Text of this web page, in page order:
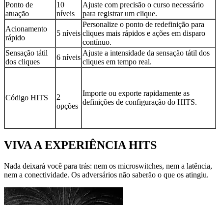
Ponto de
atuação
10
níveis
Ajuste com precisão o curso necessário
para registrar um clique.
Acionamento
rápido
5 níveis
Personalize o ponto de redefinição para
cliques mais rápidos e ações em disparo
contínuo.
Sensação tátil
dos cliques
6 níveis
Ajuste a intensidade da sensação tátil dos
cliques em tempo real.
Código HITS
2
opções
Importe ou exporte rapidamente as
definições de configuração do HITS.
VIVA A EXPERIÊNCIA HITS
Nada deixará você para trás: nem os microswitches, nem a latência,
nem a conectividade. Os adversários não saberão o que os atingiu.